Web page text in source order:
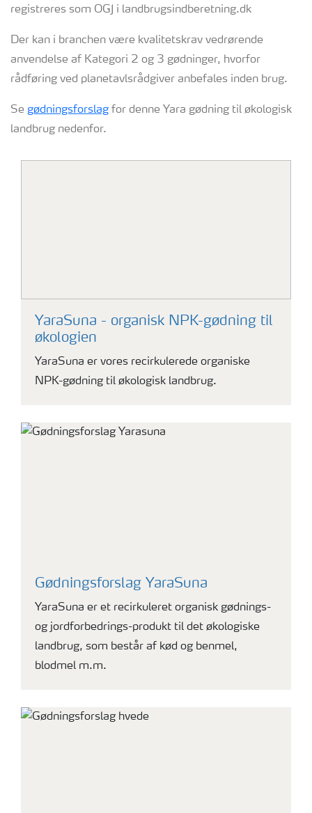
registreres som OGJ i landbrugsindberetning.dk
Der kan i branchen være kvalitetskrav vedrørende
anvendelse af Kategori 2 og 3 gødninger, hvorfor
rådføring ved planetavlsrådgiver anbefales inden brug.
Se gødningsforslagfor denne Yara gødning til økologisk
landbrug nedenfor.
YaraSuna - organisk NPK-gødning til
økologien
YaraSuna er vores recirkulerede organiske
NPK-gødning til økologisk landbrug.
Gødningsforslag YaraSuna
YaraSuna er et recirkuleret organisk gødnings-
og jordforbedrings-produkt til det økologiske
landbrug, som består af kød og benmel,
blodmel m.m.